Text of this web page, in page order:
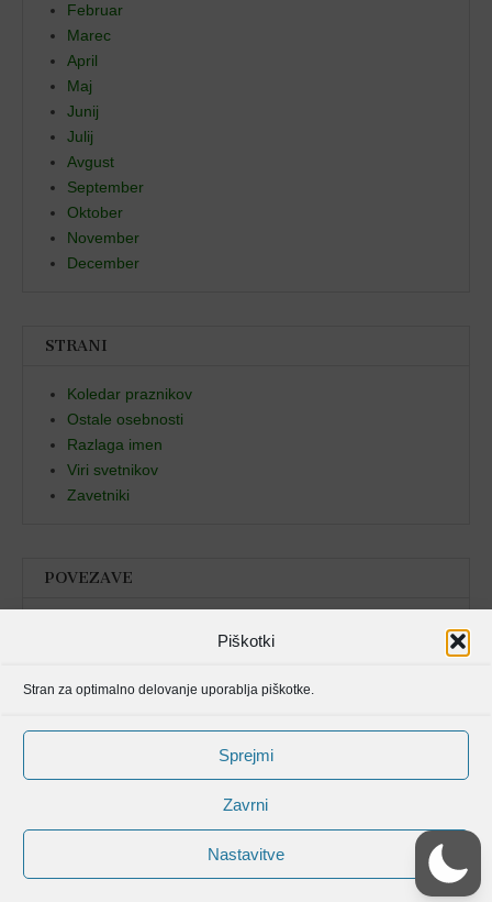
Piškotki
Stran za optimalno delovanje uporablja piškotke.
Sprejmi
Zavrni
Nastavitve
Februar
Marec
April
Maj
Junij
Julij
Avgust
September
Oktober
November
December
STRANI
Koledar praznikov
Ostale osebnosti
Razlaga imen
Viri svetnikov
Zavetniki
POVEZAVE
Avtorske pravice spletišča Svetniki, mučenci in blaženi od © 2006 . Vse